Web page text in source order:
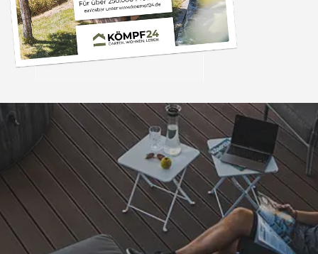
Trusted Shops
4,81/ 5
25.992 Bewertungen
„Sehr gute
realistische
mehrfacher
muss ich dies
Kritik kommt
offensichtlich